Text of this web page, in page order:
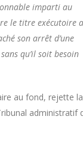
imparti au
le titre exécutoire
son arrêt d’une
qu’il soit besoin
au fond, rejette la
administratif